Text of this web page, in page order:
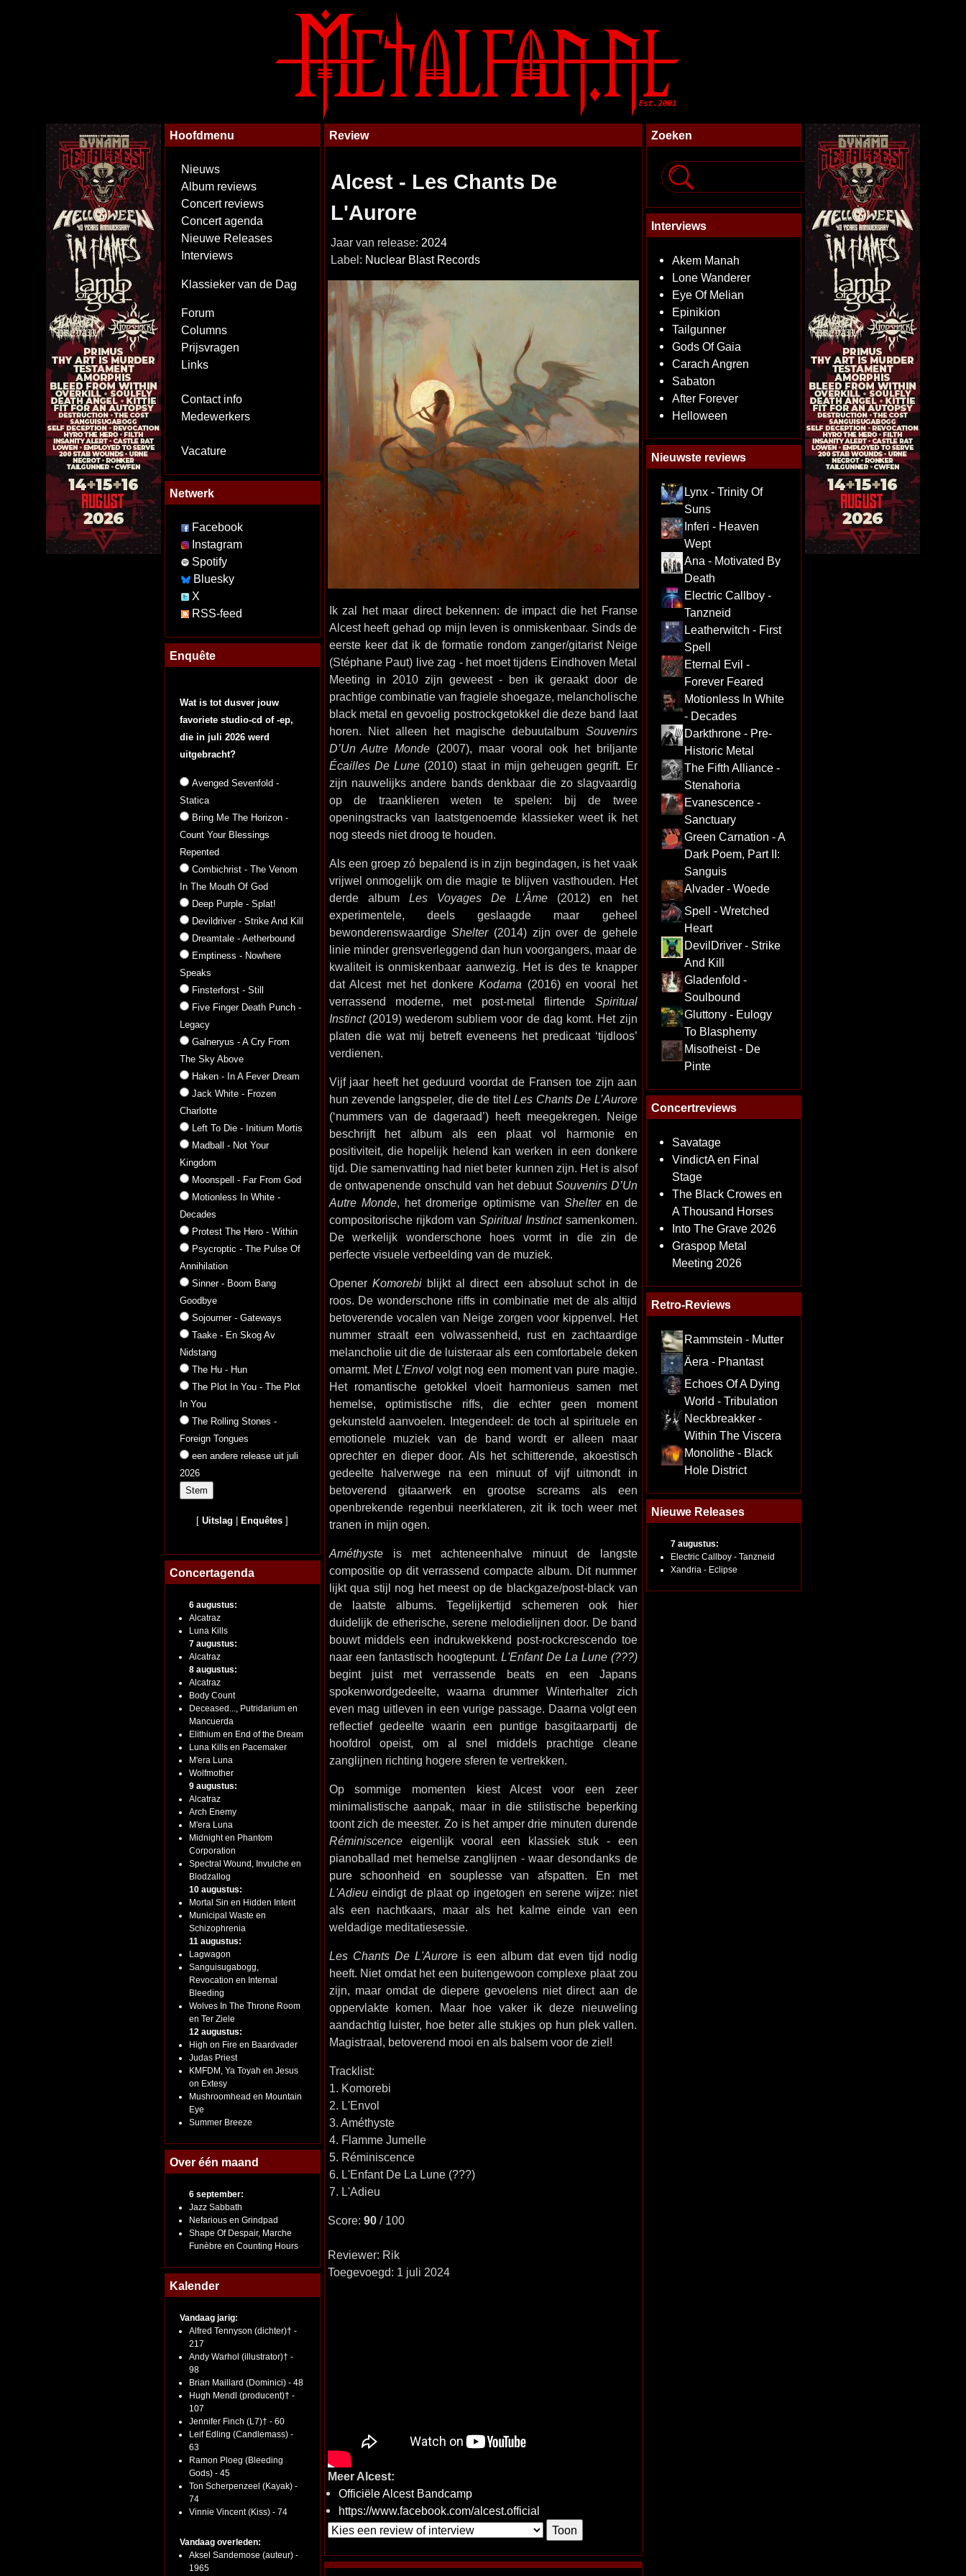
Hoofdmenu
Nieuws
Album reviews
Concert reviews
Concert agenda
Nieuwe Releases
Interviews
Klassieker van de Dag
Forum
Columns
Prijsvragen
Links
Contact info
Medewerkers
Vacature
Netwerk
Facebook
Instagram
Spotify
Bluesky
X
RSS-feed
Enquête
Wat is tot dusver jouw
favoriete studio-cd of -ep,
die in juli 2026 werd
uitgebracht?
Avenged Sevenfold -
Statica
Bring Me The Horizon -
Count Your Blessings
Repented
Combichrist - The Venom
In The Mouth Of God
Deep Purple - Splat!
Devildriver - Strike And Kill
Dreamtale - Aetherbound
Emptiness - Nowhere
Speaks
Finsterforst - Still
Five Finger Death Punch -
Legacy
Galneryus - A Cry From
The Sky Above
Haken - In A Fever Dream
Jack White - Frozen
Charlotte
Left To Die - Initium Mortis
Madball - Not Your
Kingdom
Moonspell - Far From God
Motionless In White -
Decades
Protest The Hero - Within
Psycroptic - The Pulse Of
Annihilation
Sinner - Boom Bang
Goodbye
Sojourner - Gateways
Taake - En Skog Av
Nidstang
The Hu - Hun
The Plot In You - The Plot
In You
The Rolling Stones -
Foreign Tongues
een andere release uit juli
2026
[Uitslag Enquêtes ]
Concertagenda
6 augustus:
Alcatraz
Luna Kills
7 augustus:
Alcatraz
8 augustus:
Alcatraz
Body Count
Deceased..., Putridarium en
Mancuerda
Elithium en End of the Dream
Luna Kills en Pacemaker
M'era Luna
Wolfmother
9 augustus:
Alcatraz
Arch Enemy
M'era Luna
Midnight en Phantom
Corporation
Spectral Wound, Invulche en
Blodzallog
10 augustus:
Mortal Sin en Hidden Intent
Municipal Waste en
Schizophrenia
11 augustus:
Lagwagon
Sanguisugabogg,
Revocation en Internal
Bleeding
Wolves In The Throne Room
en Ter Ziele
12 augustus:
High on Fire en Baardvader
Judas Priest
KMFDM, Ya Toyah en Jesus
on Extesy
Mushroomhead en Mountain
Eye
Summer Breeze
Over één maand
6 september:
Jazz Sabbath
Nefarious en Grindpad
Shape Of Despair, Marche
Funèbre en Counting Hours
Kalender
Vandaag jarig:
Alfred Tennyson (dichter)† -
217
Andy Warhol (illustrator)† -
98
Brian Maillard (Dominici) - 48
Hugh Mendl (producent)† -
107
Jennifer Finch (L7)† - 60
Leif Edling (Candlemass) -
63
Ramon Ploeg (Bleeding
Gods) - 45
Ton Scherpenzeel (Kayak) -
74
Vinnie Vincent (Kiss) - 74
Vandaag overleden:
Aksel Sandemose (auteur) -
1965
Review
Alcest - Les Chants De
L'Aurore
Jaar van release: 2024
Label: Nuclear Blast Records
Ik zal het maar direct bekennen: de impact die het Franse
Alcest heeft gehad op mijn leven is onmiskenbaar. Sinds de
eerste keer dat ik de formatie rondom zanger/gitarist Neige
(Stéphane Paut) live zag - het moet tijdens Eindhoven Metal
Meeting in 2010 zijn geweest - ben ik geraakt door de
prachtige combinatie van fragiele shoegaze, melancholische
black metal en gevoelig postrockgetokkel die deze band laat
horen. Niet alleen het magische debuutalbum Souvenirs
D’Un Autre Monde (2007), maar vooral ook het briljante
Écailles De Lune(2010) staat in mijn geheugen gegrift. Er
zijn nauwelijks andere bands denkbaar die zo slagvaardig
op de traanklieren weten te spelen: bij de twee
openingstracks van laatstgenoemde klassieker weet ik het
nog steeds niet droog te houden.
Als een groep zó bepalend is in zijn begindagen, is het vaak
vrijwel onmogelijk om die magie te blijven vasthouden. Het
derde album Les Voyages De L'Âme(2012) en het
experimentele, deels geslaagde maar geheel
bewonderenswaardigeShelter(2014) zijn over de gehele
linie minder grensverleggend dan hun voorgangers, maar de
kwaliteit is onmiskenbaar aanwezig. Het is des te knapper
dat Alcest met het donkereKodama (2016) en vooral het
verrassend moderne, met post-metal flirtende Spiritual
Instinct(2019) wederom subliem voor de dag komt. Het zijn
platen die wat mij betreft eveneens het predicaat ‘tijdloos’
verdienen.
Vijf jaar heeft het geduurd voordat de Fransen toe zijn aan
hun zevende langspeler, die de titelLes Chants De L’Aurore
(‘nummers van de dageraad’) heeft meegekregen. Neige
beschrijft het album als een plaat vol harmonie en
positiviteit, die hopelijk helend kan werken in een donkere
tijd. Die samenvatting had niet beter kunnen zijn. Het is alsof
de ontwapenende onschuld van het debuut Souvenirs D’Un
Autre Monde, het dromerige optimisme van Shelteren de
compositorische rijkdom vanSpiritual Instinctsamenkomen.
De werkelijk wonderschone hoes vormt in die zin de
perfecte visuele verbeelding van de muziek.
Opener Komorebiblijkt al direct een absoluut schot in de
roos. De wonderschone riffs in combinatie met de als altijd
betoverende vocalen van Neige zorgen voor kippenvel. Het
nummer straalt een volwassenheid, rust en zachtaardige
melancholie uit die de luisteraar als een comfortabele deken
omarmt. Met L’Envolvolgt nog een moment van pure magie.
Het romantische getokkel vloeit harmonieus samen met
hemelse, optimistische riffs, die echter geen moment
gekunsteld aanvoelen. Integendeel: de toch al spirituele en
emotionele muziek van de band wordt er alleen maar
oprechter en dieper door. Als het schitterende, akoestisch
gedeelte halverwege na een minuut of vijf uitmondt in
betoverend gitaarwerk en grootse screams als een
openbrekende regenbui neerklateren, zit ik toch weer met
tranen in mijn ogen.
Améthysteis met achteneenhalve minuut de langste
compositie op dit verrassend compacte album. Dit nummer
lijkt qua stijl nog het meest op de blackgaze/post-black van
de laatste albums. Tegelijkertijd schemeren ook hier
duidelijk de etherische, serene melodielijnen door. De band
bouwt middels een indrukwekkend post-rockcrescendo toe
naar een fantastisch hoogtepunt. L'Enfant De La Lune (???)
begint juist met verrassende beats en een Japans
spokenwordgedeelte, waarna drummer Winterhalter zich
even mag uitleven in een vurige passage. Daarna volgt een
reflectief gedeelte waarin een puntige basgitaarpartij de
hoofdrol opeist, om al snel middels prachtige cleane
zanglijnen richting hogere sferen te vertrekken.
Op sommige momenten kiest Alcest voor een zeer
minimalistische aanpak, maar in die stilistische beperking
toont zich de meester. Zo is het amper drie minuten durende
Réminiscenceeigenlijk vooral een klassiek stuk - een
pianoballad met hemelse zanglijnen - waar desondanks de
pure schoonheid en souplesse van afspatten. En met
L'Adieueindigt de plaat op ingetogen en serene wijze: niet
als een nachtkaars, maar als het kalme einde van een
weldadige meditatiesessie.
Les Chants De L'Auroreis een album dat even tijd nodig
heeft. Niet omdat het een buitengewoon complexe plaat zou
zijn, maar omdat de diepere gevoelens niet direct aan de
oppervlakte komen. Maar hoe vaker ik deze nieuweling
aandachtig luister, hoe beter alle stukjes op hun plek vallen.
Magistraal, betoverend mooi en als balsem voor de ziel!
Tracklist:
1. Komorebi
2. L'Envol
3. Améthyste
4. Flamme Jumelle
5. Réminiscence
6. L'Enfant De La Lune (???)
7. L'Adieu
Score: 90/ 100
Reviewer: Rik
Toegevoegd: 1 juli 2024
Meer Alcest:
Officiële Alcest Bandcamp
https://www.facebook.com/alcest.official
Zoeken
Interviews
Akem Manah
Lone Wanderer
Eye Of Melian
Epinikion
Tailgunner
Gods Of Gaia
Carach Angren
Sabaton
After Forever
Helloween
Nieuwste reviews
Lynx - Trinity Of
Suns
Inferi - Heaven
Wept
Ana - Motivated By
Death
Electric Callboy -
Tanzneid
Leatherwitch - First
Spell
Eternal Evil -
Forever Feared
Motionless In White
- Decades
Darkthrone - Pre-
Historic Metal
The Fifth Alliance -
Stenahoria
Evanescence -
Sanctuary
Green Carnation - A
Dark Poem, Part II:
Sanguis
Alvader - Woede
Spell - Wretched
Heart
DevilDriver - Strike
And Kill
Gladenfold -
Soulbound
Gluttony - Eulogy
To Blasphemy
Misotheist - De
Pinte
Concertreviews
Savatage
VindictA en Final
Stage
The Black Crowes en
A Thousand Horses
Into The Grave 2026
Graspop Metal
Meeting 2026
Retro-Reviews
Rammstein - Mutter
Äera - Phantast
Echoes Of A Dying
World - Tribulation
Neckbreakker -
Within The Viscera
Monolithe - Black
Hole District
Nieuwe Releases
7 augustus:
Electric Callboy - Tanzneid
Xandria - Eclipse